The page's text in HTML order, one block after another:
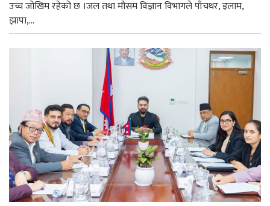
उच्च जोखिम रहेको छ ।जल तथा मौसम विज्ञान विभागले पाँचथर, इलाम,
झापा,...